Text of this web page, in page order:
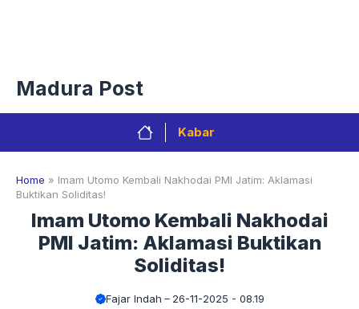
Madura Post
Kabar
Home » Imam Utomo Kembali Nakhodai PMI Jatim: Aklamasi
Buktikan Soliditas!
Imam Utomo Kembali Nakhodai
PMI Jatim: Aklamasi Buktikan
Soliditas!
Fajar Indah 26-11-2025 - 08.19